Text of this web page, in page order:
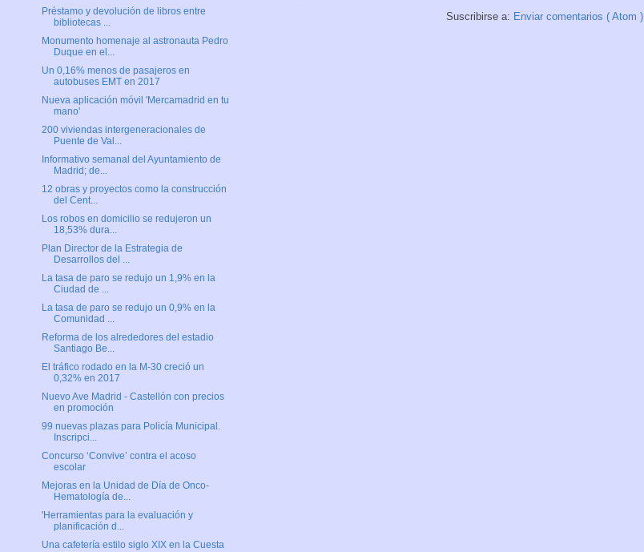
Suscribirse a: Enviar comentarios ( Atom )
Préstamo y devolución de libros entre
bibliotecas ...
Monumento homenaje al astronauta Pedro
Duque en el...
Un 0,16% menos de pasajeros en
autobuses EMT en 2017
Nueva aplicación móvil 'Mercamadrid en tu
mano'
200 viviendas intergeneracionales de
Puente de Val...
Informativo semanal del Ayuntamiento de
Madrid; de...
12 obras y proyectos como la construcción
del Cent...
Los robos en domicilio se redujeron un
18,53% dura...
Plan Director de la Estrategia de
Desarrollos del ...
La tasa de paro se redujo un 1,9% en la
Ciudad de ...
La tasa de paro se redujo un 0,9% en la
Comunidad ...
Reforma de los alrededores del estadio
Santiago Be...
El tráfico rodado en la M-30 creció un
0,32% en 2017
Nuevo Ave Madrid - Castellón con precios
en promoción
99 nuevas plazas para Policía Municipal.
Inscripci...
Concurso ‘Convive’ contra el acoso
escolar
Mejoras en la Unidad de Día de Onco-
Hematología de...
'Herramientas para la evaluación y
planificación d...
Una cafetería estilo siglo XIX en la Cuesta